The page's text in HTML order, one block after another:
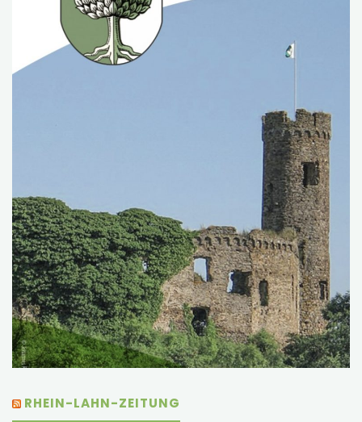
RHEIN-LAHN-ZEITUNG